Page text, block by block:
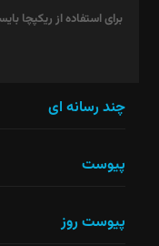
نباید
چند رسانه ای
پیوست
پیوست روز